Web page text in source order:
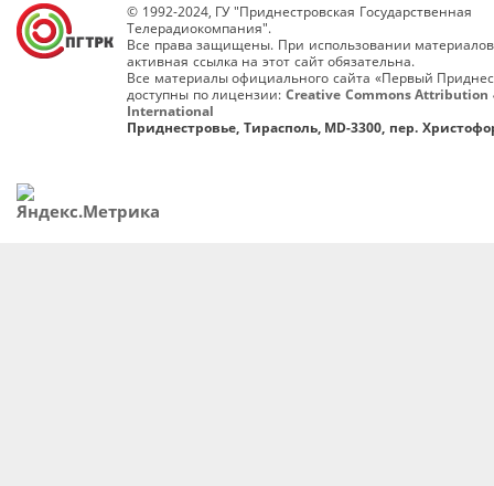
© 1992-2024, ГУ "Приднестровская Государственная
Телерадиокомпания".
Все права защищены. При использовании
активная ссылка на этот сайт обязательна.
Все материалы официального сайта «Первый
доступны по лицензии: Creative Commons Attribution
International
Приднестровье, Тирасполь, MD-3300, пер.